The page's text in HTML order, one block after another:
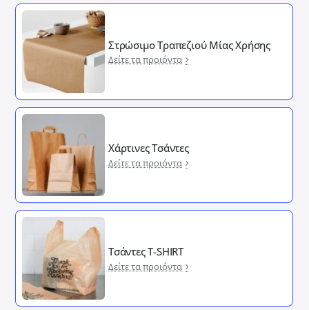
Στρώσιμο Τραπεζιού Μίας Χρήσης
Δείτε τα προιόντα
Χάρτινες Τσάντες
Δείτε τα προιόντα
Τσάντες T-SHIRT
Δείτε τα προιόντα